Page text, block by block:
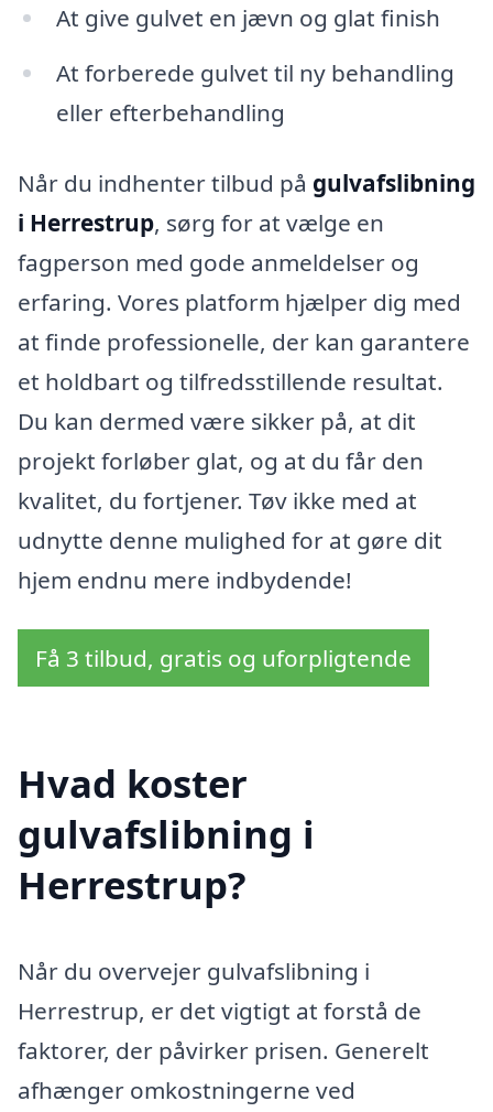
At give gulvet en jævn og glat finish
At forberede gulvet til ny behandling
eller efterbehandling
Når du indhenter tilbud på gulvafslibning
i Herrestrup, sørg for at vælge en
fagperson med gode anmeldelser og
erfaring. Vores platform hjælper dig med
at finde professionelle, der kan garantere
et holdbart og tilfredsstillende resultat.
Du kan dermed være sikker på, at dit
projekt forløber glat, og at du får den
kvalitet, du fortjener. Tøv ikke med at
udnytte denne mulighed for at gøre dit
hjem endnu mere indbydende!
Få 3 tilbud, gratis og uforpligtende
Hvad koster
gulvafslibning i
Herrestrup?
Når du overvejer gulvafslibning i
Herrestrup, er det vigtigt at forstå de
faktorer, der påvirker prisen. Generelt
afhænger omkostningerne ved